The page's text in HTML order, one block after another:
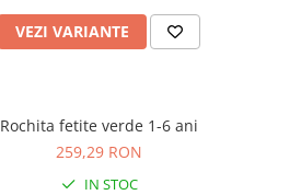
VEZI VARIANTE
Rochita fetite verde 1-6 ani
259,29 RON
IN STOC